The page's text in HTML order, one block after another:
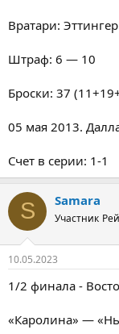
Вратари:
Штраф: 6 — 10
Броски: 37
05 мая 2013.
Счет в серии: 1-1
S Samara
Участник
10.05.2023
1/2 финала -
«Каролина» —